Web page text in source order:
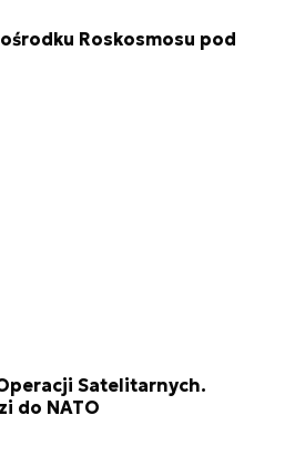
Roskosmosu pod
Satelitarnych.
do NATO